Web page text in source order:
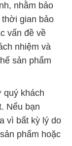
nhằm bảo
gian bảo
vấn đề về
nhiệm và
sản phẩm
quý khách
Nếu bạn
vì bất kỳ lý do
phẩm hoặc